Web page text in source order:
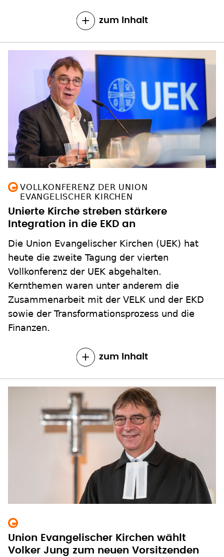
zum Inhalt
VOLLKONFERENZ DER UNION
EVANGELISCHER KIRCHEN
Unierte Kirche streben stärkere
Integration in die EKD an
Die Union Evangelischer Kirchen (UEK) hat
heute die zweite Tagung der vierten
Vollkonferenz der UEK abgehalten.
Kernthemen waren unter anderem die
Zusammenarbeit mit der VELK und der EKD
sowie der Transformationsprozess und die
Finanzen.
zum Inhalt
Union Evangelischer Kirchen wählt
Volker Jung zum neuen Vorsitzenden